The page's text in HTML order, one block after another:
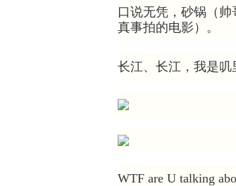
口说无凭，砂锅（
真事拍的电影）。
长江、长江，我是叽
WTF are U talking